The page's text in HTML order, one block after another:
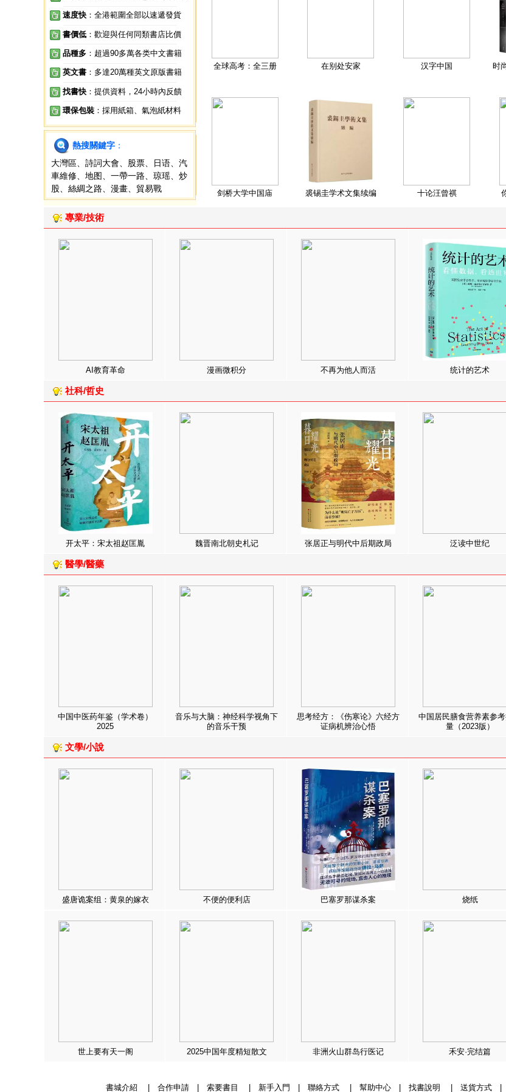
速度快 ：全港範圍全部以速遞發貨
書價低 ：歡迎與任何同類書店比價
品種多 ：超過90多萬各类中文書籍
英文書 ：多達20萬種英文原版書籍
找書快 ：提供資料，24小時內反饋
環保包裝 ：採用紙箱、氣泡紙材料
熱搜關鍵字 ：
大灣區
詩詞大會 股票 日语
汽
車維修
地图 一帶一路 琼瑶
炒
股
絲綢之路 漫畫 貿易戰
全球高考：全三册 在别处安家 汉字中国
时
剑桥大学中国庙 裘锡圭学术文集续编 十论汪曾祺
專業/技術
AI教育革命 漫画微积分 不再为他人而活 统计的艺术
社科/哲史
开太平：宋太祖赵匡胤 魏晋南北朝史札记 张居正与明代中后期政局 泛读中世纪
醫學/醫藥
中国中医药年鉴（学术卷）
2025
音乐与大脑：神经科学视角下
的音乐干预
思考经方：《伤寒论》六经方
证病机辨治心悟
中国居民膳食营养素参考
量（2023版）
文學/小說
盛唐诡案组：黄泉的嫁衣 不便的便利店 巴塞罗那谋杀案 烧纸
世上要有天一阁 2025中国年度精短散文 非洲火山群岛行医记 禾安·完结篇
書城介紹 合作申請| 索要書目 新手入門 聯絡方式| 幫助中心| 找書說明 送貨方式|